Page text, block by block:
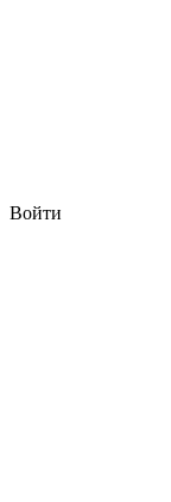
Войти